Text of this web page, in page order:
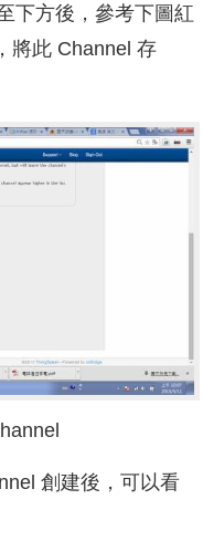
下方後，參考下圖紅
將此 Channel 存
創建後，可以看